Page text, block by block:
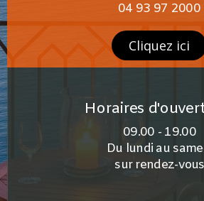
04 93 97 2000
Cliquez ici
Horaires
09.00 - 19.00
Du lundi au
sur rendez-vous